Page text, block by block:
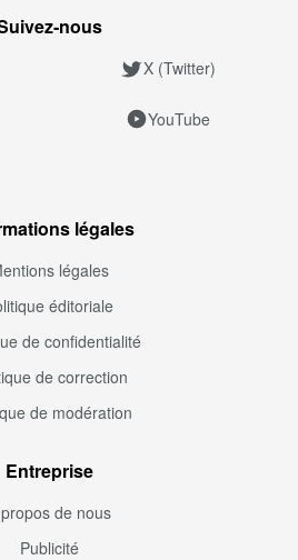
X (Twitter)
YouTube
légales
légales
éditoriale
de confidentialité
de correction
de modération
Entreprise
de nous
Publicité